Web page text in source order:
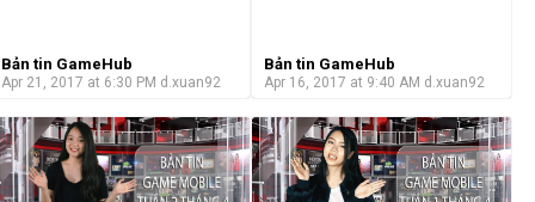
Bản tin GameHub
Apr 21, 2017 at 6:30 PM d.xuan92
Bản tin GameHub
Apr 16, 2017 at 9:40 AM d.xuan92